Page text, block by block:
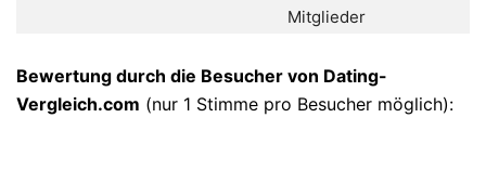
Mitglieder
Bewertung durch die Besucher von Dating-
Vergleich.com (nur 1 Stimme pro Besucher möglich):